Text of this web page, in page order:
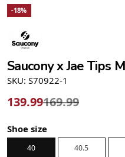
-18%
Saucony x Jae Tips
SKU: S70922-1
139.99169.99
Shoe size
40 40.5